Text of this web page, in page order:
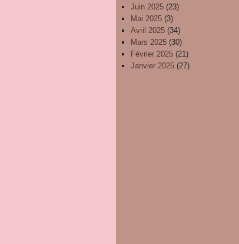
Juin 2025 (23)
Mai 2025 (3)
Avril 2025 (34)
Mars 2025 (30)
Février 2025 (21)
Janvier 2025 (27)